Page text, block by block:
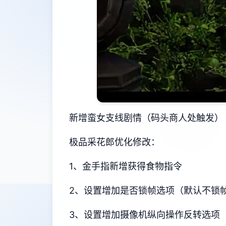
新增蛮女支线剧情（码头商人处触发）
极品采花郎优化修改：
1、金手指新增获得食物指令
2、设置增加是否锁帧选项（默认不锁
3、设置增加摄像机纵向操作反转选项